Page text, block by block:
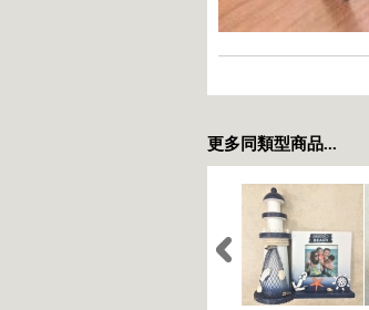
更多同類型商品...